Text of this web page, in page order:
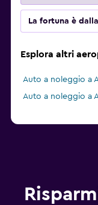
La fortuna è
Esplora altri
Auto a noleggio a
Auto a noleggio a